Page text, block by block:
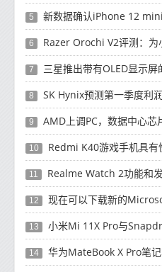
5 新数据确认iPhone 12
6 Razer Orochi V2评测：
7 三星推出带有OLED显示屏的超轻型Galaxy
8 SK Hynix预测第一季度利润增
9 AMD上调PC，数据中心芯
10 Redmi K40游戏手机具有
11 Realme Watch 2功能和
12 现在可以下载新的
13 小米Mi 11X Pro与
14 华为MateBook X Pro笔